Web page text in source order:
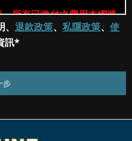
退款政策、 私隱政策、 使
訊*